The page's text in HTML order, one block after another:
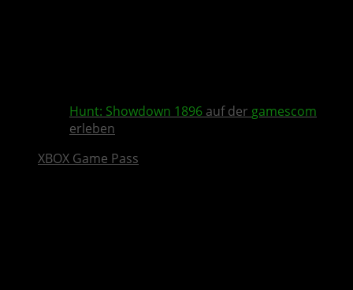
Hunt: Showdown 1896 auf der gamescom
erleben
XBOX Game Pass